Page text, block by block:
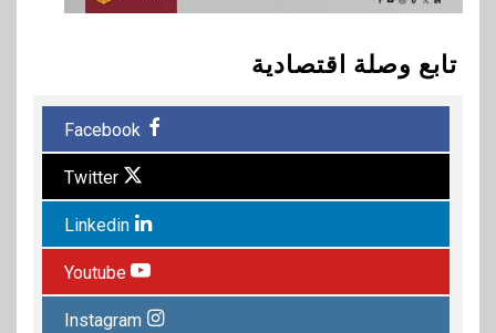
تابع وصلة اقتصادية
Facebook
Twitter
Linkedin
Youtube
Instagram